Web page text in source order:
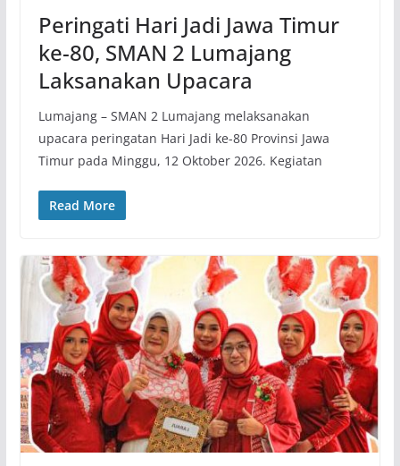
Peringati Hari Jadi Jawa Timur
ke-80, SMAN 2 Lumajang
Laksanakan Upacara
Lumajang – SMAN 2 Lumajang melaksanakan
upacara peringatan Hari Jadi ke-80 Provinsi Jawa
Timur pada Minggu, 12 Oktober 2026. Kegiatan
Read More